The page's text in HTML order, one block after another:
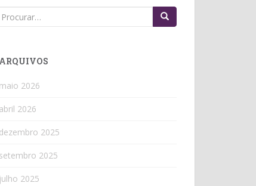
Search
ARQUIVOS
maio 2026
abril 2026
dezembro 2025
setembro 2025
julho 2025